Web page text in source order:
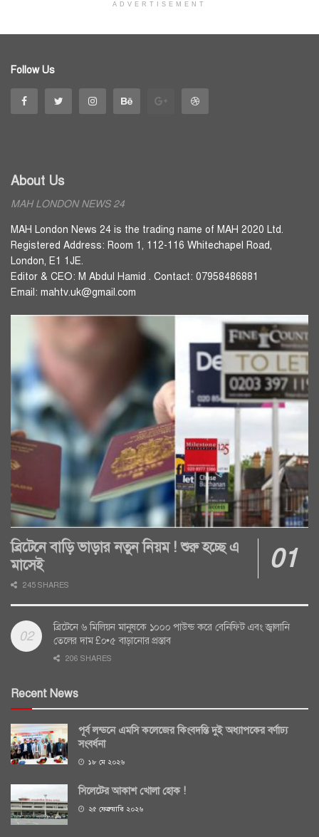
ADVERTISEMENT
Follow Us
About Us
MAH LONDON NEWS 24
MAH London News 24 is the trading name of MAH 2020 Ltd.
Registered Address: Room 1, 112-116 Whitechapel Road,
London, E1 1JE.
Editor & CEO: M Abdul Hamid . Contact: 07958486881
Email: mahtv.uk@gmail.com
ব্রিটেনে বাড়ি ভাড়ার নতুন নিয়ম ! শুরু হচ্ছে এ
মাসেই
245 SHARES
ব্রিটেনে ৬ মিলিয়ন মানুষকে ১০০০ পাউন্ড করে বেনিফিট এবং জ্বালানি
তেলের দাম £০•৫ বাড়ানোর প্রস্তাব
206 SHARES
Recent News
পূর্ব লন্ডনে এমসি কলেজের কিংবদন্তি দুই অধ্যাপকের বর্ণাঢ্য
সংবর্ধনা
১৮ মে ২০২৬
সিলেটের আকাশ খোলা হোক !
২৫ ফেব্রুয়ারি ২০২৬